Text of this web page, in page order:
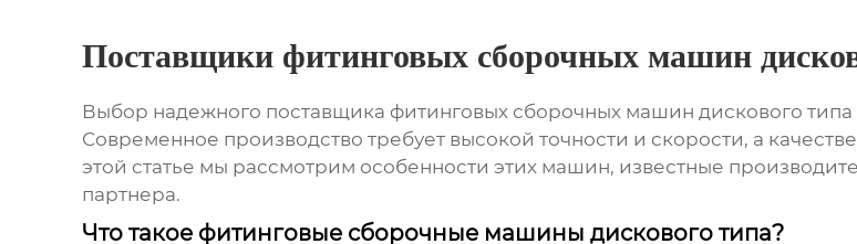
Поставщики фитинговых сборочных машин
Выбор надежного поставщика фитинговых сборочных машин дискового типа
Современное производство требует высокой точности и скорости, а
этой статье мы рассмотрим особенности этих машин, известные
партнера.
Что такое фитинговые сборочные машины дискового типа?